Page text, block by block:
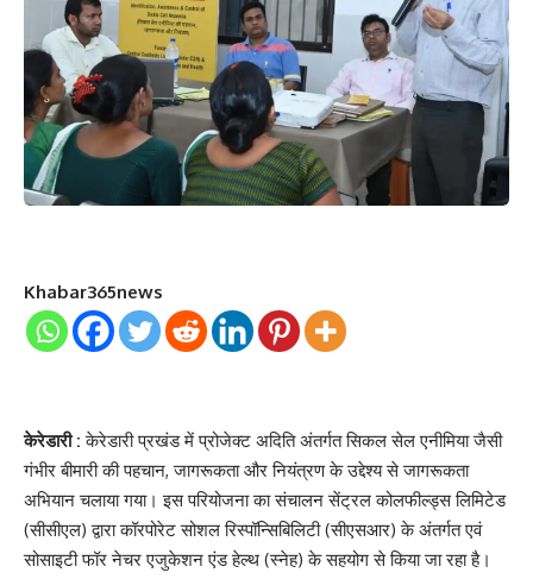
Khabar365news
केरेडारी : केरेडारी प्रखंड में प्रोजेक्ट अदिति अंतर्गत सिकल सेल एनीमिया जैसी
गंभीर बीमारी की पहचान, जागरूकता और नियंत्रण के उद्देश्य से जागरूकता
अभियान चलाया गया। इस परियोजना का संचालन सेंट्रल कोलफील्ड्स लिमिटेड
(सीसीएल) द्वारा कॉरपोरेट सोशल रिस्पॉन्सिबिलिटी (सीएसआर) के अंतर्गत एवं
सोसाइटी फॉर नेचर एजुकेशन एंड हेल्थ (स्नेह) के सहयोग से किया जा रहा है।